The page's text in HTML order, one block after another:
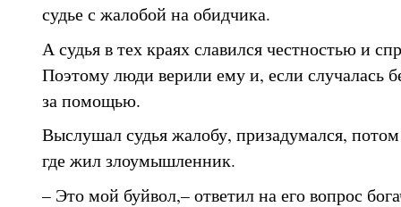
судье с жалобой на обидчика.
А судья в тех краях славился честностью и
Поэтому люди верили ему и, если случалась
за помощью.
Выслушал судья жалобу, призадумался, потом
где жил злоумышленник.
– Это мой буйвол,– ответил на его вопрос